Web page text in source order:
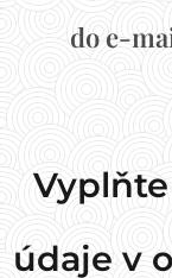
do e-
údaje v